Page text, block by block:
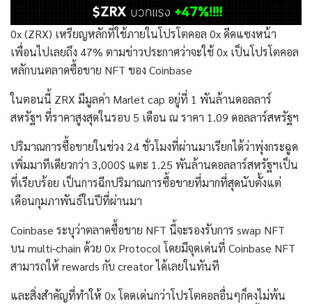
0x (ZRX) เหรียญหลักที่ใช้ภายในโปรโตคอล 0x ดีดแซงหน้า
เพื่อนไปเลยถึง 47% ตามข่าวประกาศว่าจะใช้ 0x เป็นโปรโตคอล
หลักบนตลาดซื้อขาย NFT ของ Coinbase
ในตอนนี้ ZRX มีมูลค่า Marlet cap อยู่ที่ 1 พันล้านดอลลาร์
สหรัฐฯ ที่ราคาสูงสุดในรอบ 5 เดือน ณ ราคา 1.09 ดอลลาร์สหรัฐฯ
ปริมาณการซื้อขายในช่วง 24 ชั่วโมงที่ผ่านมาเรียกได้ว่าพุ่งกระฉูด
เพิ่มมาทีเดียวกว่า 3,000$ แตะ 1.25 พันล้านดอลลาร์สหรัฐฯเป็น
ที่เรียบร้อย เป็นการฉีกปริมาณการซื้อขายที่มากที่สุดนับตั้งแต่
เดือนกุมภาพันธ์ในปีที่ผ่านมา
Coinbase ระบุว่าตลาดซื้อขาย NFT นี้จะรองรับการ swap NFT
บน multi-chain ด้วย 0x Protocol โดยมีจุดเด่นที่ Coinbase NFT
สามารถให้ rewards กับ creator ได้เลยในทันที
และสิ่งสำคัญที่ทำให้ 0x โดดเด่นกว่าโปรโตคอลอื่นๆก็คงไม่พ้น